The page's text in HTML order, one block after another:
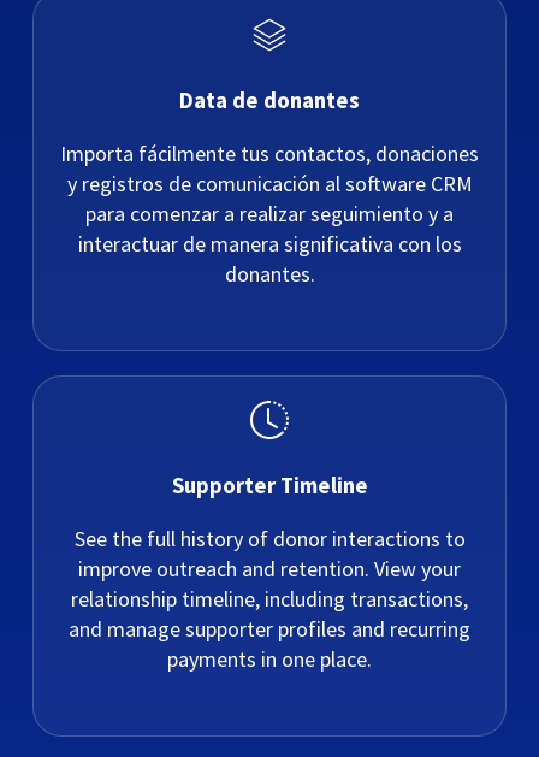
Data de donantes
Importa fácilmente tus contactos, donaciones
y registros de comunicación al software CRM
para comenzar a realizar seguimiento y a
interactuar de manera significativa con los
donantes.
Supporter Timeline
See the full history of donor interactions to
improve outreach and retention. View your
relationship timeline, including transactions,
and manage supporter profiles and recurring
payments in one place.